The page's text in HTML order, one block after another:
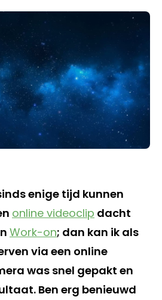
enige tijd kunnen
online videoclip dacht
Work-on; dan kan ik als
via een online
was snel gepakt en
Ben erg benieuwd